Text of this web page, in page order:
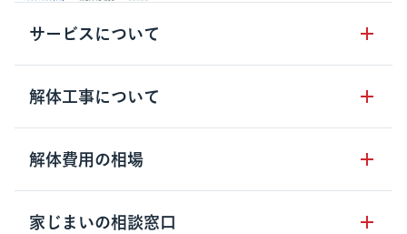
サービスについて
サービスの流れ
サービスのメリット
クラッソーネの自治体連携
解体工事について
解体工事の基礎知識
解体工事に関わる法律
用語集
解体費用の相場
木造住宅の相場
家じまいの相談窓口